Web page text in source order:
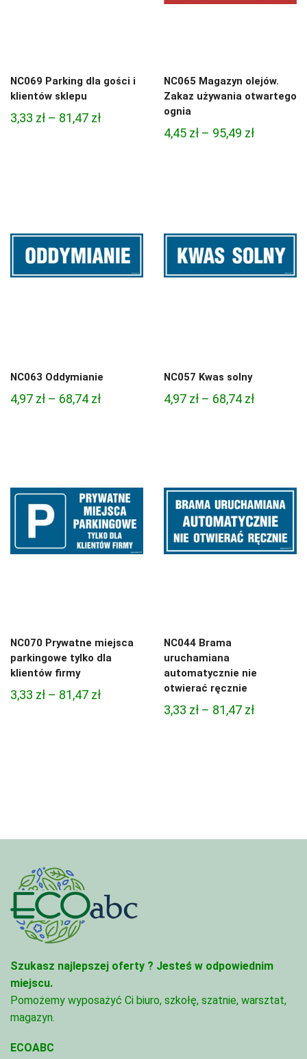
NC069 Parking dla gości i
klientów sklepu
3,33 zł – 81,47 złZakres
NC065 Magazyn olejów.
Zakaz używania otwartego
ognia
4,45 zł – 95,49 złZakres
NC063 Oddymianie
4,97 zł – 68,74 złZakres
68,74 zł
NC057 Kwas solny
4,97 zł – 68,74 złZakres
68,74 zł
NC070 Prywatne miejsca
parkingowe tylko dla
klientów firmy
3,33 zł – 81,47 złZakres
NC044 Brama
uruchamiana
automatycznie nie
otwierać ręcznie
3,33 zł – 81,47 złZakres
Szukasz najlepszej oferty ? Jesteś w odpowiednim
miejscu.
Pomożemy wyposażyć Ci biuro, szkołę, szatnie, warsztat,
magazyn.
ECOABC